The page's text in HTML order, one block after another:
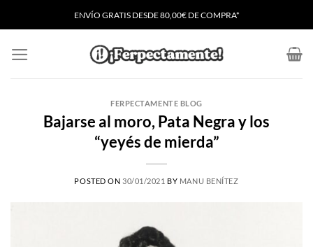
ENVÍO GRATIS DESDE 80,00€ DE COMPRA*
FERPECTAMENTE BLOG
Bajarse al moro, Pata Negra y los
“yeyés de mierda”
POSTED ON 30/01/2021 BY MANU BENÍTEZ